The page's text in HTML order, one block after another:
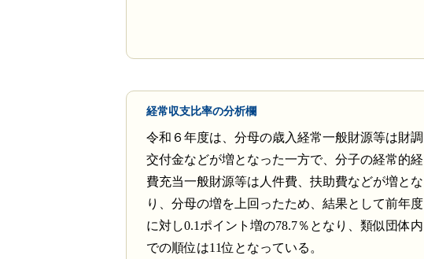
経常収支比率の分析欄
令和６年度は、分母の歳入経常一般財源等は財調
交付金などが増となった一方で、分子の経常的経
費充当一般財源等は人件費、扶助費などが増とな
り、分母の増を上回ったため、結果として前年度
に対し0.1ポイント増の78.7％となり、類似団体内
での順位は11位となっている。